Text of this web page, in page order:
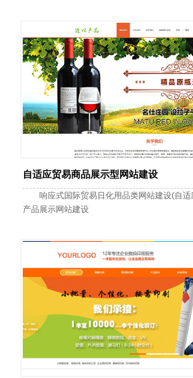
自适应贸易商品展示型网站建设
响应式国际贸易日化用品类网站建设(自
产品展示网站建设